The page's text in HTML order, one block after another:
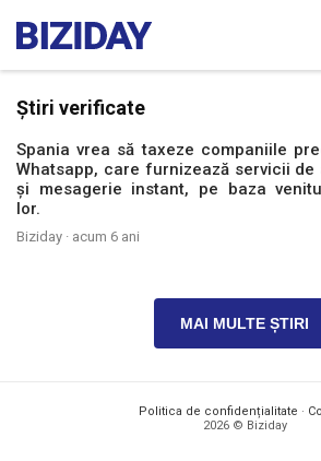
Știri verificate
Spania vrea să taxeze companiile
Whatsapp, care furnizează servicii de
și mesagerie instant, pe baza
lor.
Biziday · acum 6 ani
MAI MULTE ȘTIRI
Politica de confidențialitate ·
2026 © Biziday